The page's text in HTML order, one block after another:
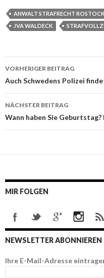
ANWALT STRAFRECHT ROSTOCK
JVA WALDECK
Beitrags-
Navigation
VORHERIGER BEITRAG
Auch Schwedens Polizei
NÄCHSTER BEITRAG
Wann haben Sie
MIR FOLGEN
NEWSLETTER ABONNIEREN
Ihre E-Mail-Adresse